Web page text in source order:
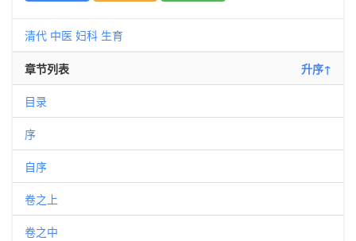
清代 中医 妇科 生育
章节列表 升序↑
目录
序
自序
卷之上
卷之中